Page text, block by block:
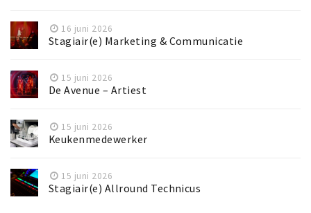
16 juni 2026
Stagiair(e) Marketing & Communicatie
15 juni 2026
De Avenue – Artiest
15 juni 2026
Keukenmedewerker
15 juni 2026
Stagiair(e) Allround Technicus